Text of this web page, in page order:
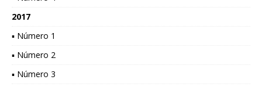
2017
▪ Número 1
▪ Número 2
▪ Número 3